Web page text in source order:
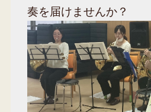
奏を届けませんか？